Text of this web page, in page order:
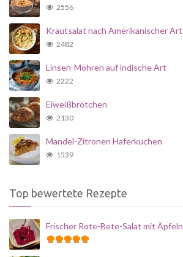
2556
Krautsalat nach Amerikanischer Art
2482
Linsen-Möhren auf indische Art
2222
Eiweißbrötchen
2130
Mandel-Zitronen Haferkuchen
1539
Top bewertete Rezepte
Frischer Rote-Bete-Salat mit Äpfeln